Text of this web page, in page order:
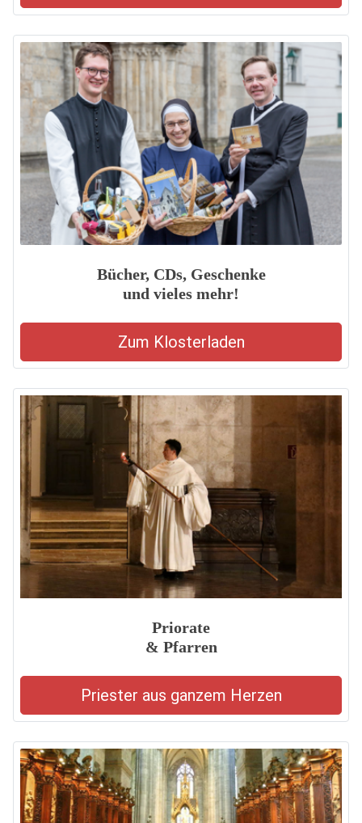
Bücher, CDs, Geschenke
und vieles mehr!
Zum Klosterladen
Priorate
& Pfarren
Priester aus ganzem Herzen